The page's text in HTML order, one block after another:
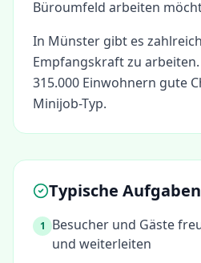
Büroumfeld arbeiten
In Münster gibt es
Empfangskraftzu arbeiten.
315.000 Einwohnern gute
Minijob-Typ.
Typische Aufgaben
1
Besucher und Gäste
und weiterleiten